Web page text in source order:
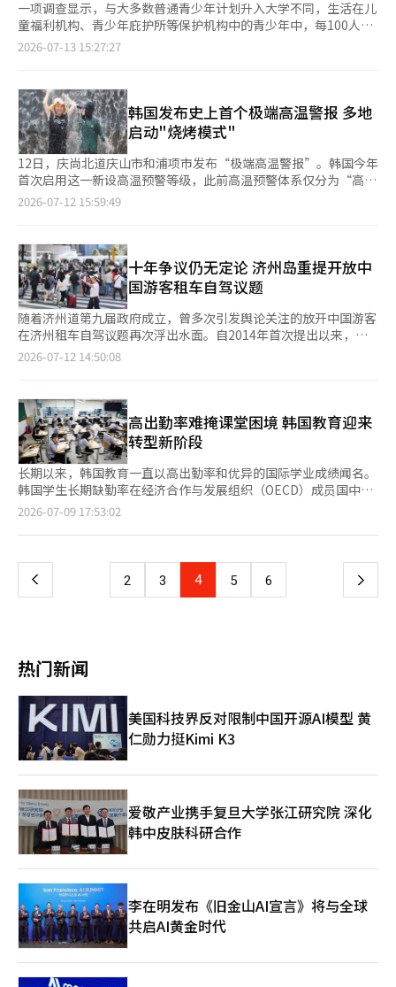
一项调查显示，与大多数普通青少年计划升入大学不同，生活在儿
童福利机构、青少年庇护所等保护机构中的青少年中，每100人约
有38人希望高中毕业后直接就业。此外，这些青少年普遍认为自身
项关于生活在保护机构中的青少年教育现状的调查报告，公布了上
述研究结果。 研究以居住在儿童养育设施、共同生活家庭、青少
年庇护所及少年保护设施等机构的1059名高中学龄青少年为对
象。调查显示，37.6%的受访者表示高中毕
2026-07-13 15:27:27
韩国发布史上首个极端高温警报 多地
启动"烧烤模式"
12日，庆尚北道庆山市和浦项市发布“极端高温警报”。韩国今年
首次启用这一新设高温预警等级，此前高温预警体系仅分为“高温
预警”和“高温警报”两个级别。随着全球变暖背景下极端高温事
氏度以上，或最高气温达到39摄氏度以上并持续一天以上时，即可
启动极端高温警报。 气象部门预计本轮高温天气将在13日达到峰
值。目前大部分地区已发布高温预警，白天在
2026-07-12 15:59:49
十年争议仍无定论 济州岛重提开放中
国游客租车自驾议题
随着济州道第九届政府成立，曾多次引发舆论关注的放开中国游客
在济州租车自驾议题再次浮出水面。自2014年首次提出以来，这
一旨在搞活旅游市场的提议因交通安全、保险及事故责任等问题被
国游客在济州岛租车自驾的话题再次升温始于济州道政府本月2日
举行的扩大干部会议，济州道行政副知事朴千寿被问及如何提升游
客消费时回答，可将放宽中国游客租车自驾限制作为吸引外国游客
的一项措施。他表示，中国
2026-07-12 14:50:08
高出勤率难掩课堂困境 韩国教育迎来
转型新阶段
长期以来，韩国教育一直以高出勤率和优异的国际学业成绩闻名。
韩国学生长期缺勤率在经济合作与发展组织（OECD）成员国中始
终处于最低水平，学生几乎人人按时到校。然而，在“高出勤
不在焉，还有越来越多学生选择提前离开学校，通过检定考试冲刺
真正投入学习。 韩国教育开发院（KEDI）援引OECD《Every Day
Counts》报告指出，以连续缺课3个月以上为标准，韩国学生长期
2026-07-09 17:53:02
上
页
2 3 4 5 6 下
热门新闻
美国科技界反对限制中国开源AI模型 黄
仁勋力挺Kimi K3
爱敬产业携手复旦大学张江研究院 深化
韩中皮肤科研合作
李在明发布《旧金山AI宣言》将与全球
共启AI黄金时代